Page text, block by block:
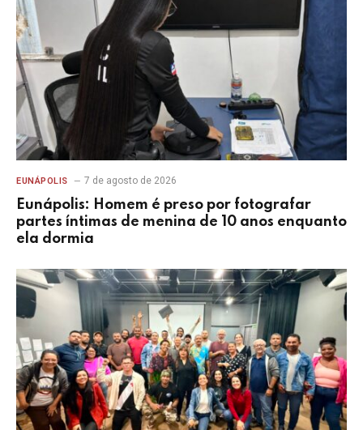
EUNÁPOLIS 7 de agosto de 2026
Eunápolis: Homem é preso por fotografar
partes íntimas de menina de 10 anos enquanto
ela dormia